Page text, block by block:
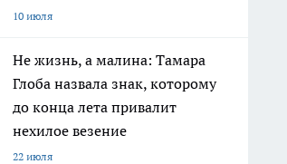
10 июля
Не жизнь, а малина: Тамара
Глоба назвала знак, которому
до конца лета привалит
нехилое везение
22 июля